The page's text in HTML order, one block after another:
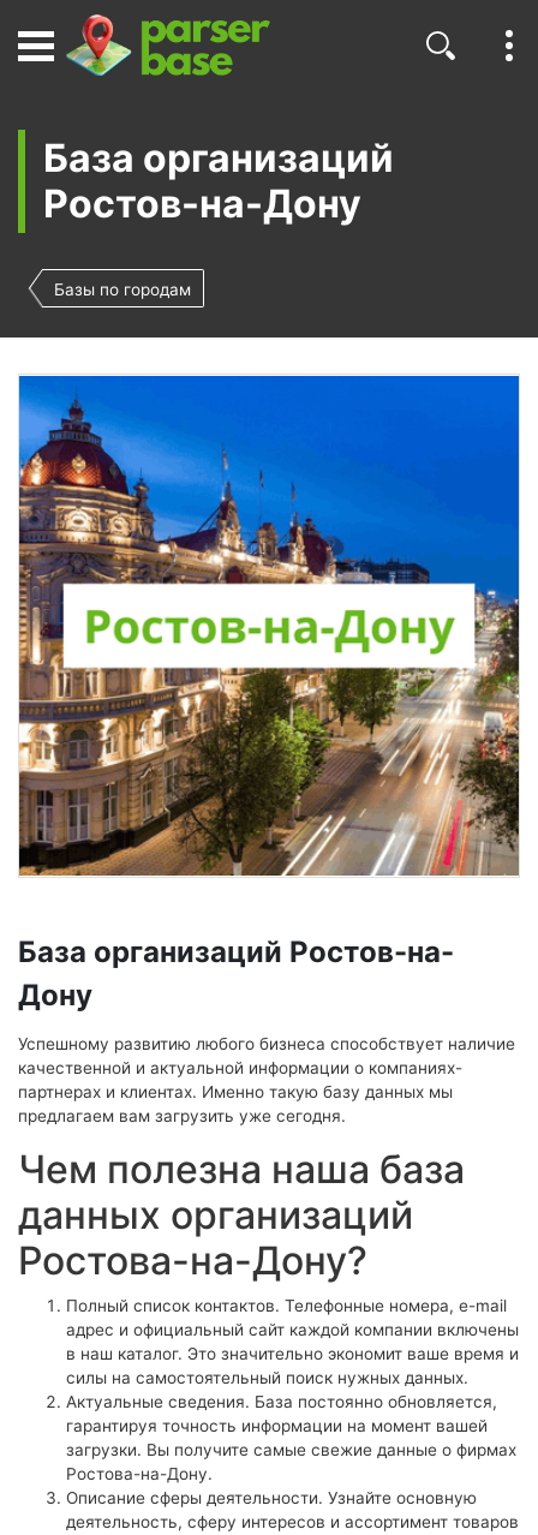
База организаций
Ростов-на-Дону
Базы по городам
База организаций Ростов-на-
Дону
Успешному развитию любого бизнеса способствует наличие
качественной и актуальной информации о компаниях-
партнерах и клиентах. Именно такую базу данных мы
предлагаем вам загрузить уже сегодня.
Чем полезна наша база
данных организаций
Ростова-на-Дону?
Полный список контактов. Телефонные номера, e-mail
адрес и официальный сайт каждой компании включены
в наш каталог. Это значительно экономит ваше время и
силы на самостоятельный поиск нужных данных.
Актуальные сведения. База постоянно обновляется,
гарантируя точность информации на момент вашей
загрузки. Вы получите самые свежие данные о фирмах
Ростова-на-Дону.
Описание сферы деятельности. Узнайте основную
деятельность, сферу интересов и ассортимент товаров